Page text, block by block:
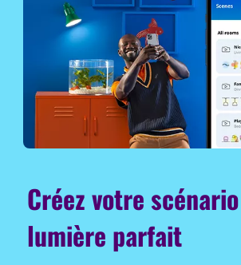
Créez votre
lumière parfait